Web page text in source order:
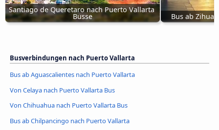
Santiago de Queretaro nach Puerto Vallarta
Busse Bus ab
Busverbindungen nach Puerto Vallarta
Bus ab Aguascalientes nach Puerto Vallarta
Von Celaya nach Puerto Vallarta Bus
Von Chihuahua nach Puerto Vallarta Bus
Bus ab Chilpancingo nach Puerto Vallarta